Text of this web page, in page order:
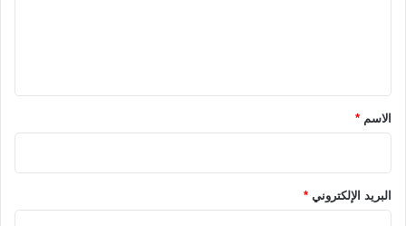
*الاسم *
البريد الإلكتروني *